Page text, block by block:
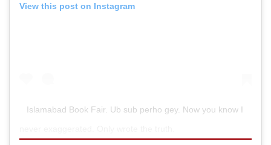
View this post on Instagram
Islamabad Book Fair. Ub sub perho gey. Now you know I